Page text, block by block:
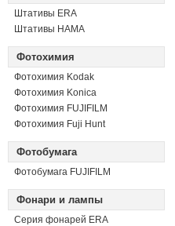
Штативы ERA
Штативы HAMA
Фотохимия
Фотохимия Kodak
Фотохимия Konica
Фотохимия FUJIFILM
Фотохимия Fuji Hunt
Фотобумага
Фотобумага FUJIFILM
Фонари и лампы
Серия фонарей ERA